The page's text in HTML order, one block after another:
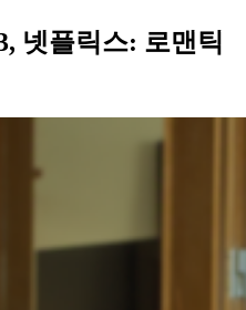
넷플릭스: 로맨틱